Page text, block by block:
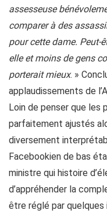
assesseuse
comparer à des
pour cette dame. Peut-
elle et moins de gens
porterait mieux. »
applaudissements de
Loin de penser que les
parfaitement ajustés
diversement
Facebookien de bas
ministre qui histoire
d’appréhender la
être réglé par quelques